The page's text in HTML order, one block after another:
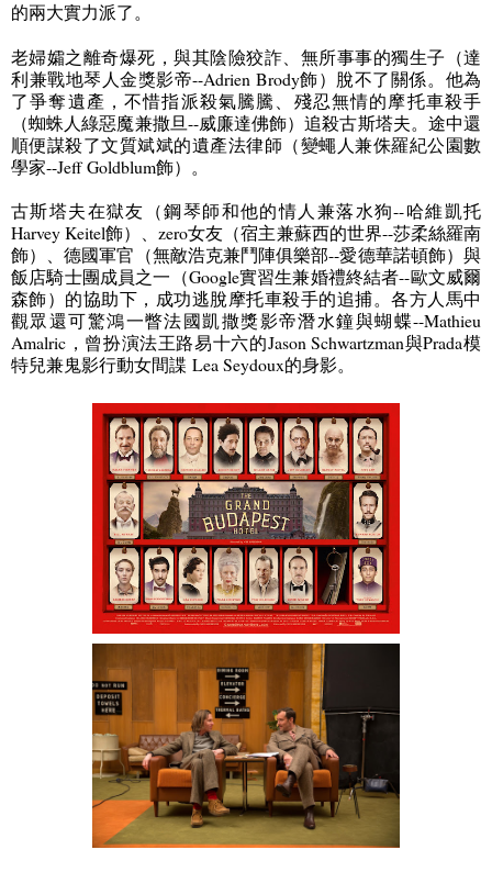
的兩大實力派了。
老婦孀之離奇爆死，與其陰險狡詐
無所事事的獨生子（達
利兼戰地琴人金獎影帝--Adrien Brody飾） 脫不了關係。他為
了爭奪遺產，不惜指派殺氣騰騰
殘忍無情的摩托車殺手
（蜘蛛人綠惡魔兼撒旦--威廉達佛飾）追殺古斯塔夫。途中還
順便謀殺了文質斌斌的遺產法律師（變蠅人兼侏羅紀公園數
學家--Jeff Goldblum飾） 。
古斯塔夫在獄友（鋼琴師和他的情人兼落水狗--哈維凱托
Harvey Keitel飾） 、zero女友（宿主兼蘇西的世界--莎柔絲羅南
飾）
、德國軍官（無敵浩克兼鬥陣俱樂部--愛德華諾頓飾）與
飯店騎士團成員之一（Google實習生兼婚禮終結者--歐文威爾
森飾） 的協助下，成功逃脫摩托車殺手的追捕。各方人馬中
觀眾還可驚鴻一瞥法國凱撒獎影帝潛水鐘與蝴蝶--Mathieu
Amalric ，曾扮演法王路易十六的Jason Schwartzman與Prada模
特兒兼鬼影行動女間諜 Lea Seydoux的身影。